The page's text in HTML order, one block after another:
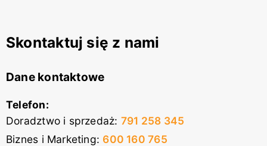
Skontaktuj się z nami
Dane kontaktowe
Telefon:
Doradztwo i sprzedaż: 791 258 345
Biznes i Marketing: 600 160 765